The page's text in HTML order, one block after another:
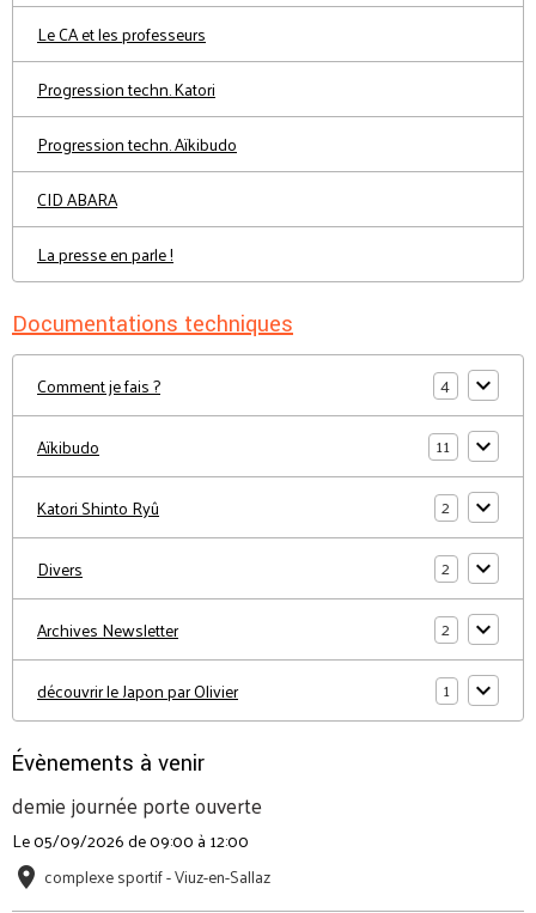
Le CA et les professeurs
Progression techn. Katori
Progression techn. Aïkibudo
CID ABARA
La presse en parle !
Documentations techniques
Comment je fais ? 4
Aïkibudo 11
Katori Shinto Ryû 2
Divers 2
Archives Newsletter 2
découvrir le Japon par Olivier 1
Évènements à venir
demie journée porte ouverte
Le 05/09/2026de 09:00 à 12:00
complexe sportif - Viuz-en-Sallaz